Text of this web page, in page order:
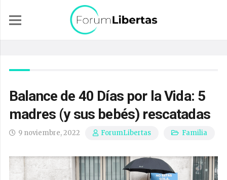
Balance de 40 Días por la Vida: 5
madres (y sus bebés) rescatadas
9 noviembre, 2022 ForumLibertas Familia